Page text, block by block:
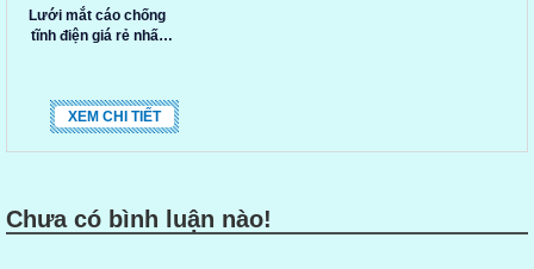
Lưới mắt cáo chống
tĩnh điện giá rẻ nhất
XEM CHI TIẾT
Chưa có bình luận nào!